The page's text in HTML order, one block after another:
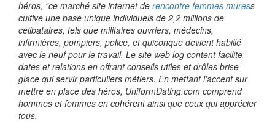
héros, “ce marché site internet de rencontre femmes muress
cultive une base unique individuels de 2,2 millions de
célibataires, tels que militaires ouvriers, médecins,
infirmières, pompiers, police, et quiconque devient habillé
avec le neuf pour le travail. Le site web log content facilite
dates et relations en offrant conseils utiles et drôles brise-
glace qui servir particuliers métiers. En mettant l’accent sur
mettre en place des héros, UniformDating.com comprend
hommes et femmes en cohérent ainsi que ceux qui apprécier
tous.